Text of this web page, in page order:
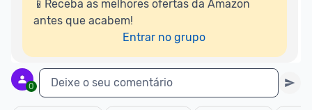
📱Receba as melhores ofertas da Amazon
antes que acabem!
Entrar no grupo
0 Deixe o seu comentário